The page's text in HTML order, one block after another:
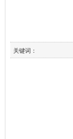
关键词：